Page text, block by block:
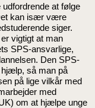
at følge
kan især være
siger.
vigtigt at man
SPS-ansvarlige,
Den SPS-
så man på
på lige vilkår med
med
om at hjælpe unge